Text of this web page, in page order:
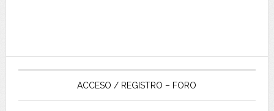
ACCESO / REGISTRO – FORO